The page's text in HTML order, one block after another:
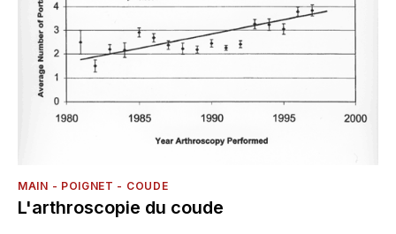
MAIN - POIGNET - COUDE
L'arthroscopie du coude